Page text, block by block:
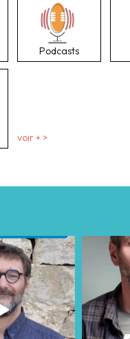
Podcasts
voir + >